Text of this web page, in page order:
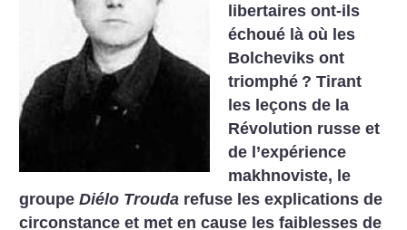
libertaires ont-ils
échoué là où les
Bolcheviks ont
triomphé ? Tirant
les leçons de la
Révolution russe et
de l’expérience
makhnoviste, le
groupeDiélo Trouda refuse les explications de
circonstance et met en cause les faiblesses de